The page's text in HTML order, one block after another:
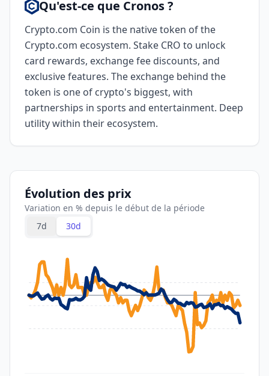
Qu'est-ce que Cronos ?
Crypto.com Coin is the native token of the
Crypto.com ecosystem. Stake CRO to unlock
card rewards, exchange fee discounts, and
exclusive features. The exchange behind the
token is one of crypto's biggest, with
partnerships in sports and entertainment. Deep
utility within their ecosystem.
Évolution des prix
Variation en % depuis le début de la période
7d
30d